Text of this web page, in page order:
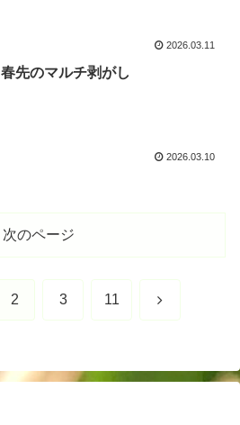
2026.03.11
春先のマルチ剥がし
2026.03.10
次のページ
2 3 11 次